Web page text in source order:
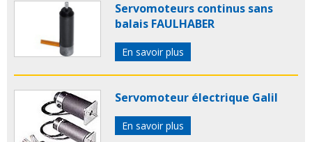
Servomoteurs continus sans
balais FAULHABER
En savoir plus
Servomoteur électrique Galil
En savoir plus